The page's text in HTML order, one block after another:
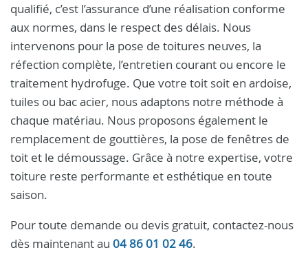
qualifié, c’est l’assurance d’une réalisation conforme
aux normes, dans le respect des délais. Nous
intervenons pour la pose de toitures neuves, la
réfection complète, l’entretien courant ou encore le
traitement hydrofuge. Que votre toit soit en ardoise,
tuiles ou bac acier, nous adaptons notre méthode à
chaque matériau. Nous proposons également le
remplacement de gouttières, la pose de fenêtres de
toit et le démoussage. Grâce à notre expertise, votre
toiture reste performante et esthétique en toute
saison.
Pour toute demande ou devis gratuit, contactez-nous
dès maintenant au 04 86 01 02 46.